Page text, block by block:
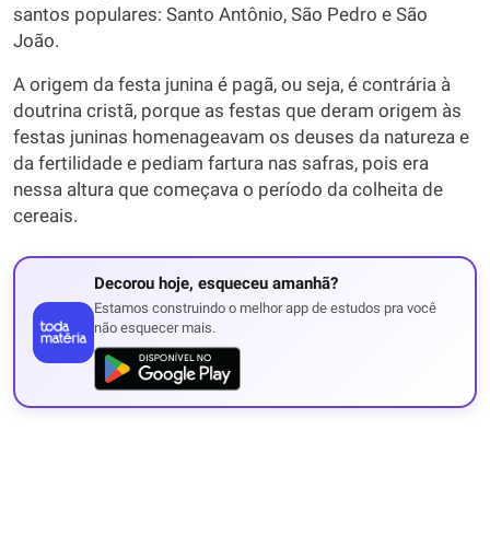
santos populares: Santo Antônio, São Pedro e São
João.
A origem da festa junina é pagã, ou seja, é contrária à
doutrina cristã, porque as festas que deram origem às
festas juninas homenageavam os deuses da natureza e
da fertilidade e pediam fartura nas safras, pois era
nessa altura que começava o período da colheita de
cereais.
Decorou hoje, esqueceu amanhã?
Estamos construindo o melhor app de estudos pra você
não esquecer mais.